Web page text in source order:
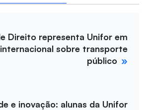
Direito representa Unifor em
sobre transporte
público
e inovação: alunas da Unifor